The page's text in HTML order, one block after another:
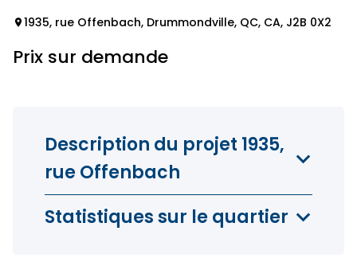
1935, rue Offenbach, Drummondville, QC, CA, J2B 0X2
Prix sur demande
Description du projet 1935,
rue Offenbach
Statistiques sur le quartier